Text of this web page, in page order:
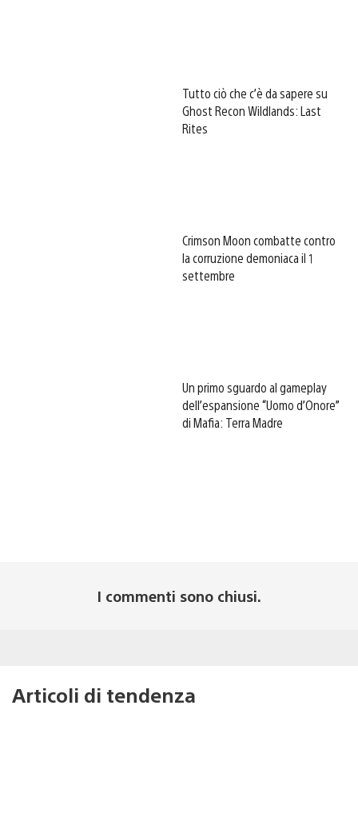
Tutto ciò che c’è da sapere su
Ghost Recon Wildlands: Last
Rites
Crimson Moon combatte contro
la corruzione demoniaca il 1
settembre
Un primo sguardo al gameplay
dell’espansione “Uomo d’Onore”
di Mafia: Terra Madre
I commenti sono chiusi.
Articoli di tendenza